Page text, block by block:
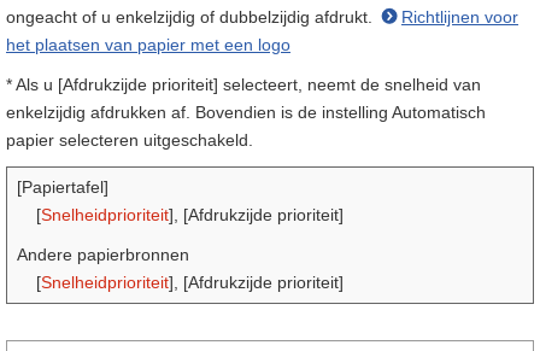
ongeacht of u enkelzijdig of dubbelzijdig afdrukt.
Richtlijnen voor
het plaatsen van papier met een logo
* Als u [Afdrukzijde prioriteit] selecteert, neemt de snelheid van
enkelzijdig afdrukken af. Bovendien is de instelling Automatisch
papier selecteren uitgeschakeld.
[Papiertafel]
[Snelheidprioriteit], [Afdrukzijde prioriteit]
Andere papierbronnen
[Snelheidprioriteit], [Afdrukzijde prioriteit]